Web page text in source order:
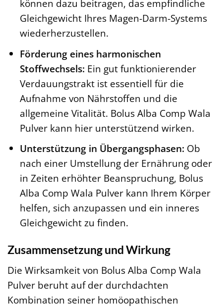
können dazu beitragen, das empfindliche
Gleichgewicht Ihres Magen-Darm-Systems
wiederherzustellen.
Förderung eines harmonischen
Stoffwechsels: Ein gut funktionierender
Verdauungstrakt ist essentiell für die
Aufnahme von Nährstoffen und die
allgemeine Vitalität. Bolus Alba Comp Wala
Pulver kann hier unterstützend wirken.
Unterstützung in Übergangsphasen: Ob
nach einer Umstellung der Ernährung oder
in Zeiten erhöhter Beanspruchung, Bolus
Alba Comp Wala Pulver kann Ihrem Körper
helfen, sich anzupassen und ein inneres
Gleichgewicht zu finden.
Zusammensetzung und Wirkung
Die Wirksamkeit von Bolus Alba Comp Wala
Pulver beruht auf der durchdachten
Kombination seiner homöopathischen